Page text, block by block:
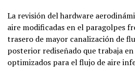
La revisión del hardware
aire modificadas en el paragolpes
trasero de mayor canalización de
posterior rediseñado que trabaja
optimizados para el flujo de aire